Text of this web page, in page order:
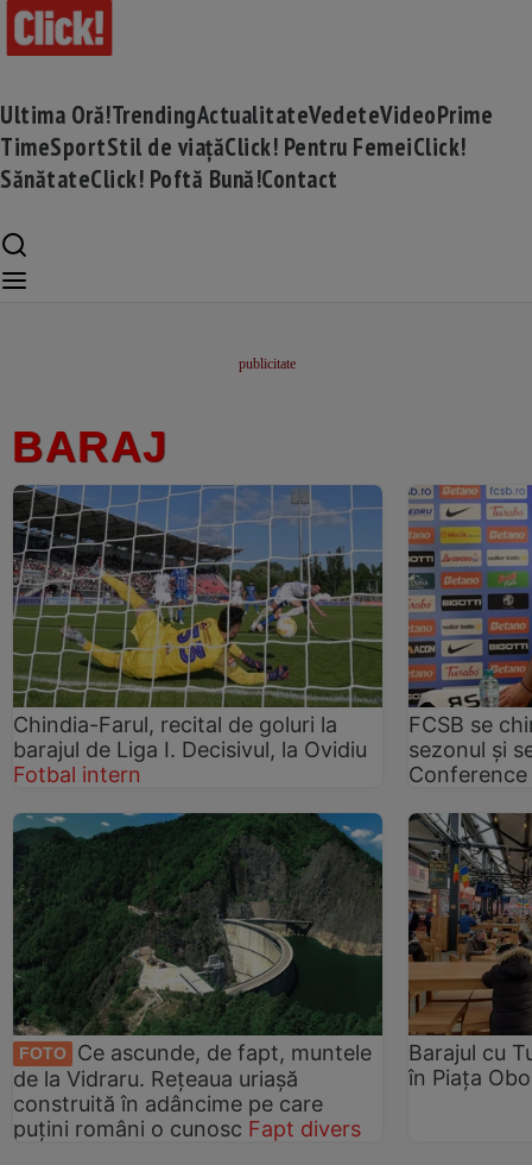
Ultima Oră!TrendingActualitateVedeteVideoPrime
TimeSportStil de viațăClick! Pentru FemeiClick!
SănătateClick! Poftă Bună!Contact
BARAJ
Chindia-Farul, recital de goluri la
barajul de Liga I. Decisivul, la Ovidiu
Fotbal intern
FCSB se
sezonul și
Conference
FOTO
Ce ascunde, de fapt, muntele
de la Vidraru. Rețeaua uriașă
construită în adâncime pe care
puțini români o cunosc Fapt divers
Barajul cu
în Piaţa